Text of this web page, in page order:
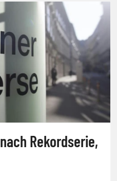
Rekordserie,